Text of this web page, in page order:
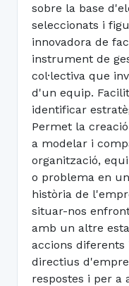
sobre la base
seleccionats i
innovadora de
instrument de
col·lectiva que
d'un equip.
identificar
Permet la
a modelar i
organització,
o problema en
història de
situar-nos
amb un altre
accions diferents
directius
respostes i per a